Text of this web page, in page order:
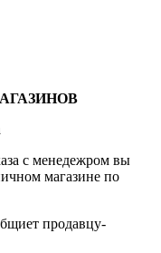
с менедежром вы
магазине по
продавцу-